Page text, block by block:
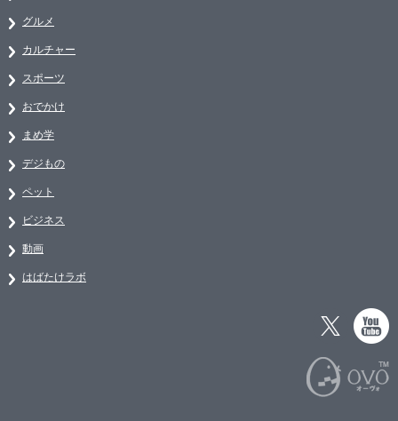
グルメ
カルチャー
スポーツ
おでかけ
まめ学
デジもの
ペット
ビジネス
動画
はばたけラボ